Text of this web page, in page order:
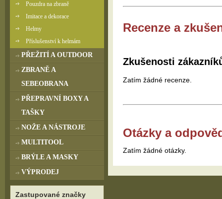
Recenze a
Zkušenosti
Zatím žádné recenze.
Otázky a
Zatím žádné otázky.
Pouzdra na zbraně
Imitace a dekorace
Helmy
Příslušenství k helmám
PŘEŽITÍ A OUTDOOR
ZBRANĚ A
SEBEOBRANA
PŘEPRAVNÍ BOXY A
TAŠKY
NOŽE A NÁSTROJE
MULTITOOL
BRÝLE A MASKY
VÝPRODEJ
Zastupované značky